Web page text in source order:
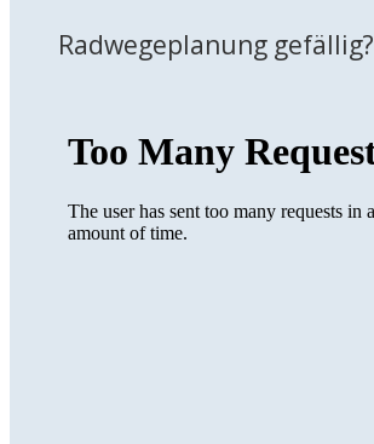
Radwegeplanung gefällig?